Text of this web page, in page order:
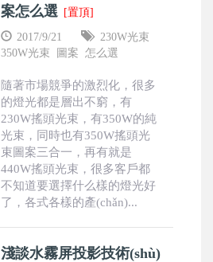
案怎么選 [置頂]
2017/9/21
230W光束
350W光束
圖案 怎么選
隨著市場競爭的激烈化，很多
的燈光都是層出不窮，有
230W搖頭光束，有350W的純
光束，同時也有350W搖頭光
束圖案三合一，再有就是
440W搖頭光束，很多客戶都
不知道要選擇什么樣的燈光好
了，各式各樣的產(chǎn)...
淺談水霧屏投影技術(shù)